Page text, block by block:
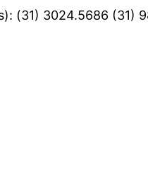
(31) 3024.5686 (31)